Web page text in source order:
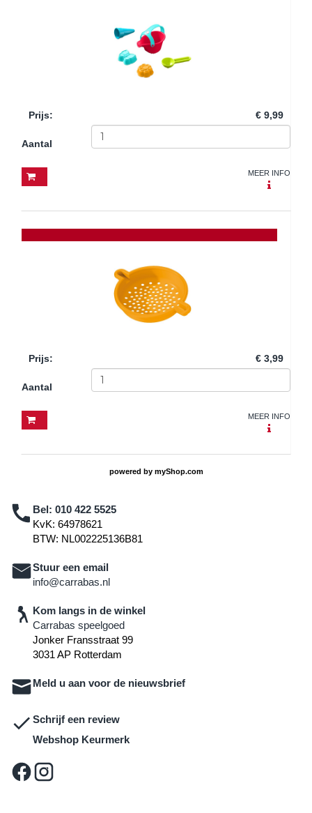
Prijs: € 9,99
Aantal
MEER INFO
Prijs: € 3,99
Aantal
MEER INFO
powered by myShop.com
Bel: 010 422 5525
KvK: 64978621
BTW: NL002225136B81
Stuur een email
info@carrabas.nl
Kom langs in de winkel
Carrabas speelgoed
Jonker Fransstraat 99
3031 AP Rotterdam
Meld u aan voor de nieuwsbrief
Schrijf een review
Webshop Keurmerk